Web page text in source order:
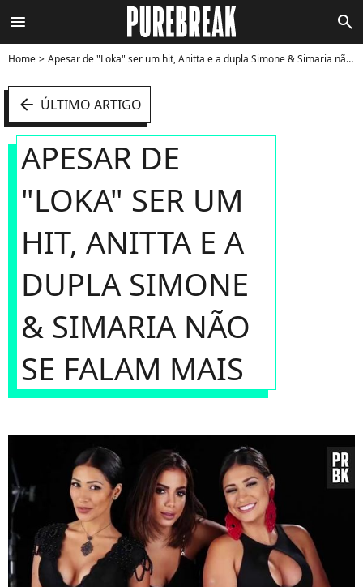
menu search
Home Apesar de "Loka" ser um hit, Anitta e a dupla Simone & Simaria não se falam mais - Foto
arrow_left ÚLTIMO ARTIGO
APESAR DE
"LOKA" SER UM
HIT, ANITTA E A
DUPLA SIMONE
& SIMARIA NÃO
SE FALAM MAIS